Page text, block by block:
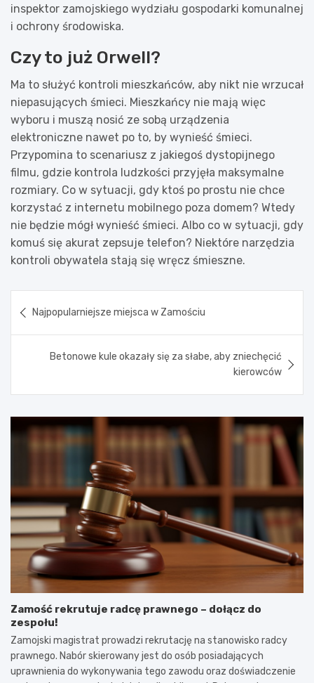
inspektor zamojskiego wydziału gospodarki komunalnej
i ochrony środowiska.
Czy to już Orwell?
Ma to służyć kontroli mieszkańców, aby nikt nie wrzucał
niepasujących śmieci. Mieszkańcy nie mają więc
wyboru i muszą nosić ze sobą urządzenia
elektroniczne nawet po to, by wynieść śmieci.
Przypomina to scenariusz z jakiegoś dystopijnego
filmu, gdzie kontrola ludzkości przyjęła maksymalne
rozmiary. Co w sytuacji, gdy ktoś po prostu nie chce
korzystać z internetu mobilnego poza domem? Wtedy
nie będzie mógł wynieść śmieci. Albo co w sytuacji, gdy
komuś się akurat zepsuje telefon? Niektóre narzędzia
kontroli obywatela stają się wręcz śmieszne.
wpisu
Najpopularniejsze miejsca w Zamościu
Betonowe kule okazały się za słabe, aby zniechęcić
kierowców
Zamość rekrutuje radcę prawnego – dołącz do
zespołu!
Zamojski magistrat prowadzi rekrutację na stanowisko radcy
prawnego. Nabór skierowany jest do osób posiadających
uprawnienia do wykonywania tego zawodu oraz doświadczenie